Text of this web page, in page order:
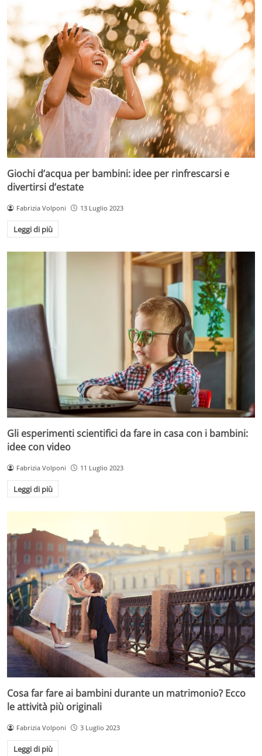
Giochi d’acqua per bambini: idee per rinfrescarsi e
divertirsi d’estate
Fabrizia Volponi 13 Luglio 2023
Leggi di più
Gli esperimenti scientifici da fare in casa con i bambini:
idee con video
Fabrizia Volponi 11 Luglio 2023
Leggi di più
Cosa far fare ai bambini durante un matrimonio? Ecco
le attività più originali
Fabrizia Volponi 3 Luglio 2023
Leggi di più